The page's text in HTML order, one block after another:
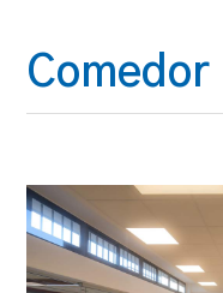
Comedor